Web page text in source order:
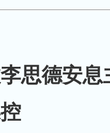
思德安息